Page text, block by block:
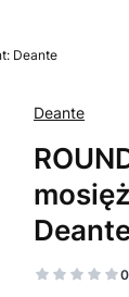
Deante
Deante